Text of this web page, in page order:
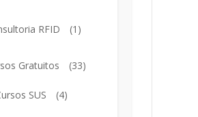
RFID (1)
Gratuitos (33)
SUS (4)